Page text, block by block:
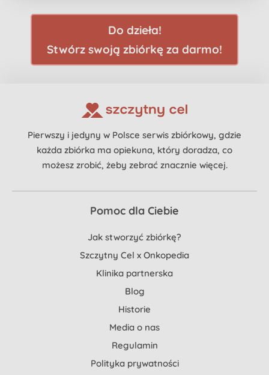
Do dzieła!
Stwórz swoją zbiórkę za darmo!
Pierwszy i jedyny w Polsce serwis zbiórkowy, gdzie
każda zbiórka ma opiekuna, który doradza, co
możesz zrobić, żeby zebrać znacznie więcej.
Pomoc dla Ciebie
Jak stworzyć zbiórkę?
Szczytny Cel x Onkopedia
Klinika partnerska
Blog
Historie
Media o nas
Regulamin
Polityka prywatności